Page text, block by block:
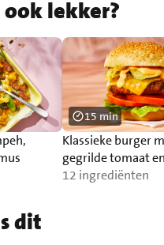
ook lekker?
Klassieke burger
gegrilde tomaat
12 ingrediënten
15 min
dit